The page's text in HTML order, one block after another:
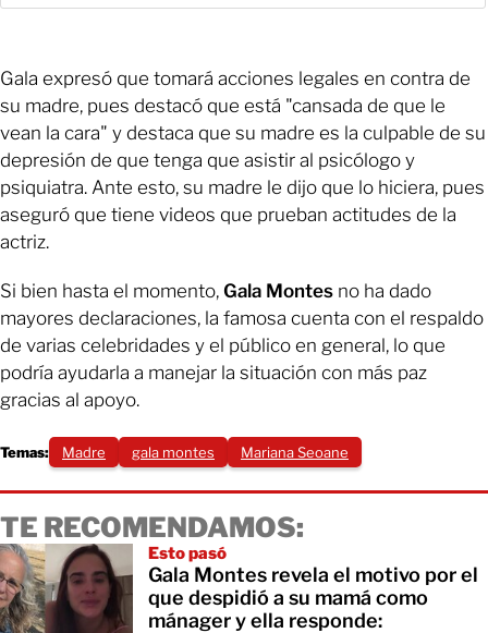
Gala expresó que tomará acciones legales en contra de
su madre, pues destacó que está "cansada de que le
vean la cara" y destaca que su madre es la culpable de su
depresión de que tenga que asistir al psicólogo y
psiquiatra. Ante esto, su madre le dijo que lo hiciera, pues
aseguró que tiene videos que prueban actitudes de la
actriz.
Si bien hasta el momento, Gala Montes no ha dado
mayores declaraciones, la famosa cuenta con el respaldo
de varias celebridades y el público en general, lo que
podría ayudarla a manejar la situación con más paz
gracias al apoyo.
Temas: Madre gala montes Mariana Seoane
TE RECOMENDAMOS:
Esto pasó
Gala Montes revela el motivo por el
que despidió a su mamá como
mánager y ella responde: